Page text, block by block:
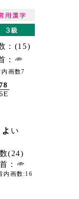
：(15)
：
内画数7
い
(24)
：
内画数:16